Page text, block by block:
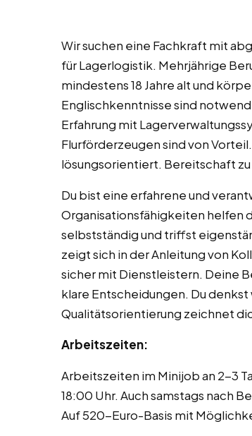
Wir suchen eine Fachkraft mit
für Lagerlogistik. Mehrjährige
mindestens 18 Jahre alt und
Englischkenntnisse sind
Erfahrung mit
Flurförderzeugen sind von
lösungsorientiert. Bereitschaft
Du bist eine erfahrene und
Organisationsfähigkeiten helfen
selbstständig und triffst
zeigt sich in der Anleitung von
sicher mit Dienstleistern. Deine
klare Entscheidungen. Du
Qualitätsorientierung zeichnet
Arbeitszeiten:
Arbeitszeiten im Minijob an 2-3
18:00 Uhr. Auch samstags nach
Auf 520-Euro-Basis mit